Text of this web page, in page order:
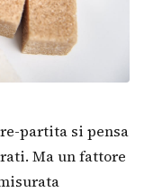
partita si pensa
Ma un fattore